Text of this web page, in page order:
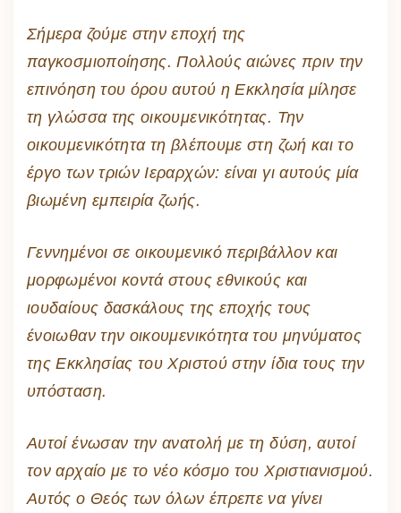
Σήμερα ζούμε στην εποχή της
παγκοσμιοποίησης. Πολλούς αιώνες πριν την
επινόηση του όρου αυτού η Εκκλησία μίλησε
τη γλώσσα της οικουμενικότητας. Την
οικουμενικότητα τη βλέπουμε στη ζωή και το
έργο των τριών Ιεραρχών: είναι γι αυτούς μία
βιωμένη εμπειρία ζωής.
Γεννημένοι σε οικουμενικό περιβάλλον και
μορφωμένοι κοντά στους εθνικούς και
ιουδαίους δασκάλους της εποχής τους
ένοιωθαν την οικουμενικότητα του μηνύματος
της Εκκλησίας του Χριστού στην ίδια τους την
υπόσταση.
Αυτοί ένωσαν την ανατολή με τη δύση, αυτοί
τον αρχαίο με το νέο κόσμο του Χριστιανισμού.
Αυτός ο Θεός των όλων έπρεπε να γίνει